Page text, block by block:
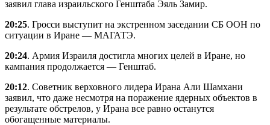
заявил глава израильского Генштаба Эяль Замир.
20:25. Гросси выступит на экстренном заседании СБ ООН по
ситуации в Иране — МАГАТЭ.
20:24. Армия Израиля достигла многих целей в Иране, но
кампания продолжается — Генштаб.
20:12. Советник верховного лидера Ирана Али Шамхани
заявил, что даже несмотря на поражение ядерных объектов в
результате обстрелов, у Ирана все равно останутся
обогащенные материалы.